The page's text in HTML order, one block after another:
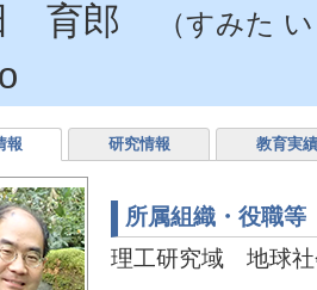
育郎 （すみた
報 研究情報 教育実績
所属組織・役職等
理工研究域 地球社